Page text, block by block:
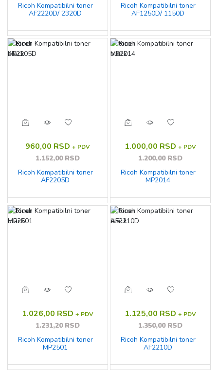
Ricoh Kompatibilni toner
AF2220D/ 2320D
Ricoh Kompatibilni toner
AF1250D/ 1150D
960,00 RSD + PDV
1.152,00 RSD
Ricoh Kompatibilni toner
AF2205D
1.000,00 RSD + PDV
1.200,00 RSD
Ricoh Kompatibilni toner
MP2014
1.026,00 RSD + PDV
1.231,20 RSD
Ricoh Kompatibilni toner
MP2501
1.125,00 RSD + PDV
1.350,00 RSD
Ricoh Kompatibilni toner
AF2210D